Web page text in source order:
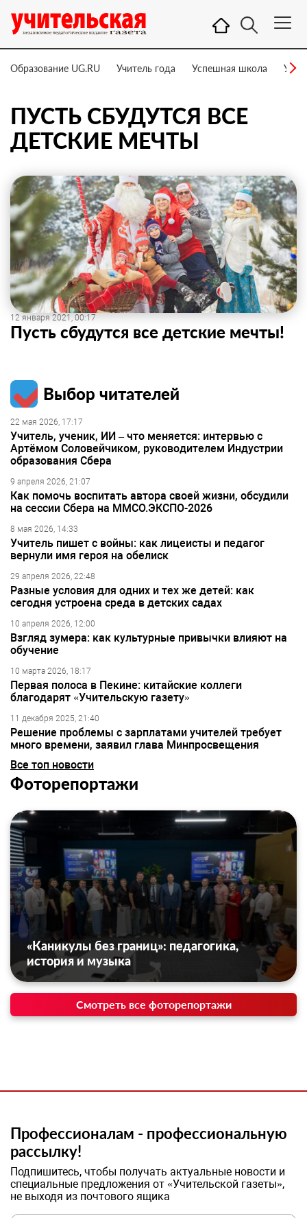
Образование UG.RU Учитель года Успешная школа
ПУСТЬ СБУДУТСЯ ВСЕ
ДЕТСКИЕ МЕЧТЫ
12 января 2021, 00:17
Пусть сбудутся все детские мечты!
Выбор читателей
22 мая 2026, 17:17
Учитель, ученик, ИИ – что меняется: интервью с
Артёмом Соловейчиком, руководителем Индустрии
образования Сбера
9 апреля 2026, 21:07
Как помочь воспитать автора своей жизни, обсудили
на сессии Сбера на ММСО.ЭКСПО-2026
8 мая 2026, 14:33
Учитель пишет с войны: как лицеисты и педагог
вернули имя героя на обелиск
29 апреля 2026, 22:48
Разные условия для одних и тех же детей: как
сегодня устроена среда в детских садах
10 апреля 2026, 12:00
Взгляд зумера: как культурные привычки влияют на
обучение
10 марта 2026, 18:17
Первая полоса в Пекине: китайские коллеги
благодарят «Учительскую газету»
11 декабря 2025, 21:40
Решение проблемы с зарплатами учителей требует
много времени, заявил глава Минпросвещения
Все топ новости
Фоторепортажи
«Каникулы без границ»: педагогика,
история и музыка
Смотреть все фоторепортажи
Профессионалам - профессиональную
рассылку!
Подпишитесь, чтобы получать актуальные новости и
специальные предложения от «Учительской газеты»,
не выходя из почтового ящика